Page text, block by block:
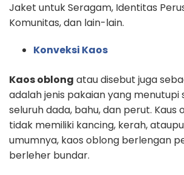
Jaket untuk Seragam, Identitas
Komunitas, dan lain-lain.
Konveksi Kaos
Kaos oblong atau disebut juga
adalah jenis pakaian yang menutupi
seluruh dada, bahu, dan perut. Kaus
tidak memiliki kancing, kerah,
umumnya, kaos oblong berlengan
berleher bundar.